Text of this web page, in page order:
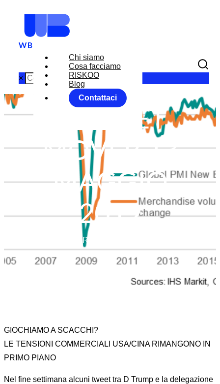
Chi siamo
Cosa facciamo
RISKOO
Blog
Contattaci
×
MARKET
MOVER 13
MAGGIO
2019
MARKET MOVER 13 MAGGIO 2019
GIOCHIAMO A SCACCHI?
LE TENSIONI COMMERCIALI USA/CINA RIMANGONO IN
PRIMO PIANO
Nel fine settimana alcuni tweet tra D Trump e la delegazione